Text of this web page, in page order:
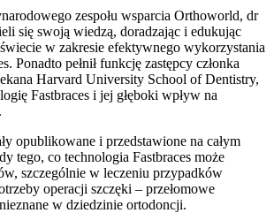
zespołu wsparcia Orthoworld, dr
się swoją wiedzą, doradzając i edukując
w zakresie efektywnego wykorzystania
Ponadto pełnił funkcję zastępcy członka
Harvard University School of Dentistry,
Fastbraces i jej głęboki wpływ na
opublikowane i przedstawione na całym
tego, co technologia Fastbraces może
szczególnie w leczeniu przypadków
operacji szczęki – przełomowe
w dziedzinie ortodoncji.